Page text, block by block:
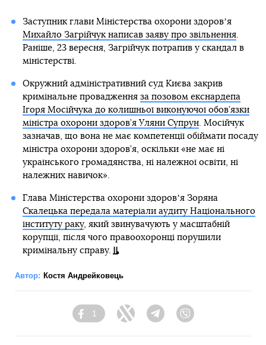
Заступник глави Міністерства охорони здоровʼя
Михайло Загрійчук написав заяву про звільнення.
Раніше, 23 вересня, Загрійчук потрапив у скандал в
міністерстві.
Окружний адміністративний суд Києва закрив
кримінальне провадження за позовом екснардепа
Ігоря Мосійчука до колишньої виконуючої обов’язки
міністра охорони здоров’я Уляни Супрун. Мосійчук
зазначав, що вона не має компетенції обіймати посаду
міністра охорони здоров’я, оскільки «не має ні
українського громадянства, ні належної освіти, ні
належних навичок».
Глава Міністерства охорони здоровʼя Зоряна
Скалецька передала матеріали аудиту Національного
інституту раку, який звинувачують у масштабній
корупції, після чого правоохоронці порушили
кримінальну справу.
Автор: Костя Андрейковець
Facebook
1
Twitter Telegram